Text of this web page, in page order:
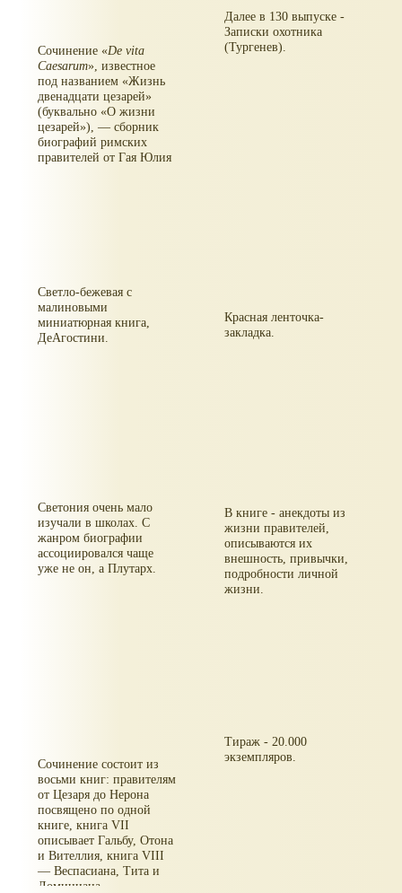
Сочинение De vita
Caesarum
, известное
под названием Жизнь
двенадцати цезарей
(буквально О жизни
цезарей ), — сборник
биографий римских
правителей от Гая Юлия
Далее в 130 выпуске -
Записки охотника
(Тургенев).
Светло-бежевая с
малиновыми
миниатюрная книга,
ДеАгостини.
Красная ленточка-
закладка.
Светония очень мало
изучали в школах. С
жанром биографии
ассоциировался чаще
уже не он, а Плутарх.
В книге - анекдоты из
жизни правителей,
описываются их
внешность, привычки,
подробности личной
жизни.
Сочинение состоит из
восьми книг: правителям
от Цезаря до Нерона
посвящено по одной
книге, книга VII
описывает Гальбу, Отона
и Вителлия, книга VIII
— Веспасиана, Тита и
Домициана.
Тираж - 20.000
экземпляров.